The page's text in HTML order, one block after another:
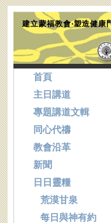
建立蒙福教會‧塑造健康
首頁
主日講道
專題講道文輯
同心代禱
教會沿革
新聞
日日靈糧
荒漠甘泉
每日與神有約